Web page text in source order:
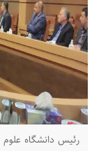
رئیس دانشگاه